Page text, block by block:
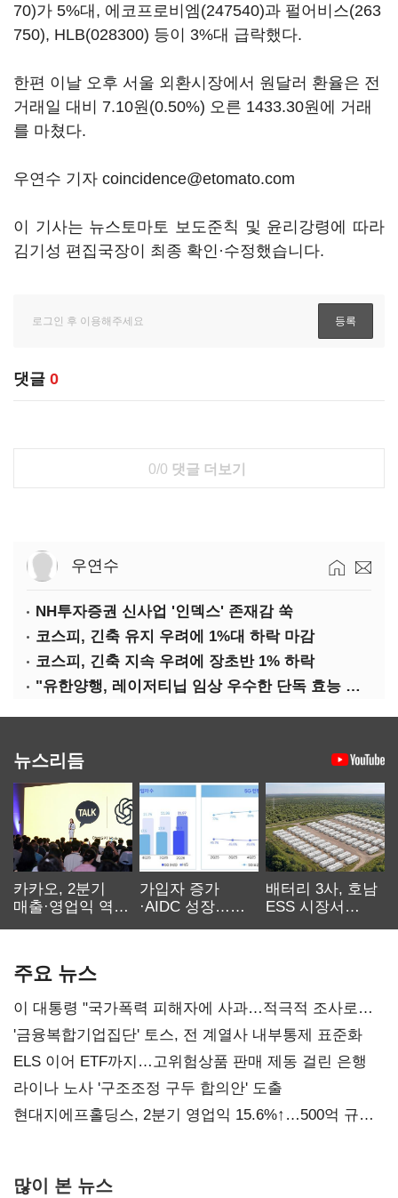
70)가 5%대, 에코프로비엠(247540)과 펄어비스(263
750), HLB(028300) 등이 3%대 급락했다.
한편 이날 오후 서울 외환시장에서 원달러 환율은 전
거래일 대비 7.10원(0.50%) 오른 1433.30원에 거래
를 마쳤다.
우연수 기자 coincidence@etomato.com
이 기사는 뉴스토마토 보도준칙 및 윤리강령에 따라
김기성 편집국장이 최종 확인·수정했습니다.
댓글 0
0/0 댓글 더보기
우연수
NH투자증권 신사업 '인덱스' 존재감 쑥
코스피, 긴축 유지 우려에 1%대 하락 마감
코스피, 긴축 지속 우려에 장초반 1% 하락
"유한양행, 레이저티닙 임상 우수한 단독 효능 입증"-대신
뉴스리듬
카카오, 2분기
매출·영업익 역대
가입자 증가
·AIDC 성장…
배터리 3사, 호남
ESS 시장서
주요 뉴스
이 대통령 "국가폭력 피해자에 사과…적극적 조사로
진실 밝혀야"
'금융복합기업집단' 토스, 전 계열사 내부통제 표준화
ELS 이어 ETF까지…고위험상품 판매 제동 걸린 은행
라이나 노사 '구조조정 구두 합의안' 도출
현대지에프홀딩스, 2분기 영업익 15.6%↑…500억 규모
많이 본 뉴스